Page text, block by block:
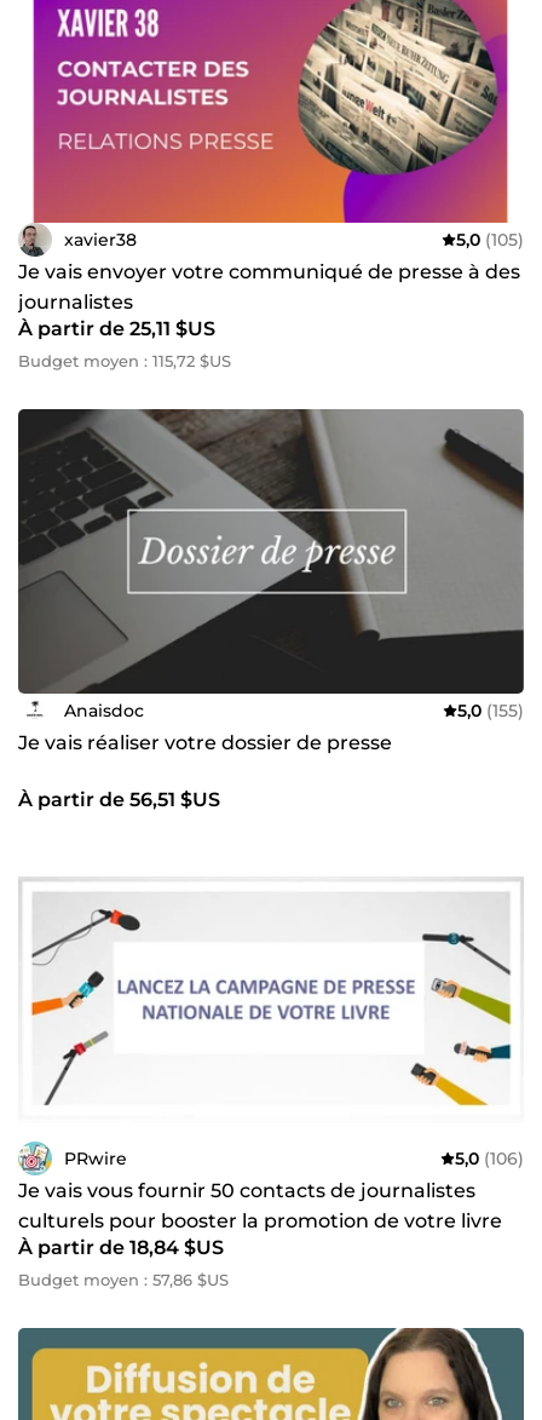
xavier38 5,0 (105)
Je vais envoyer votre communiqué de presse à des
journalistes
À partir de 25,11 $US
Budget moyen : 115,72 $US
Anaisdoc 5,0 (155)
Je vais réaliser votre dossier de presse
À partir de 56,51 $US
PRwire 5,0 (106)
Je vais vous fournir 50 contacts de journalistes
culturels pour booster la promotion de votre livre
À partir de 18,84 $US
Budget moyen : 57,86 $US